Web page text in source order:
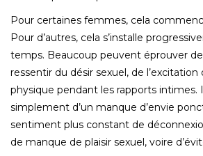
Pour certaines femmes, cela
Pour d’autres, cela s’installe
temps. Beaucoup peuvent éprouver
ressentir du désir sexuel, de
physique pendant les rapports intimes.
simplement d’un manque d’envie
sentiment plus constant de
de manque de plaisir sexuel, voire